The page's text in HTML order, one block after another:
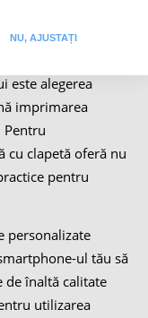
său complet.
este alegerea
imprimarea
cu clapetă oferă nu
pentru
personalizate
ul tău să
de înaltă calitate
utilizarea
NU, AJUSTAȚI